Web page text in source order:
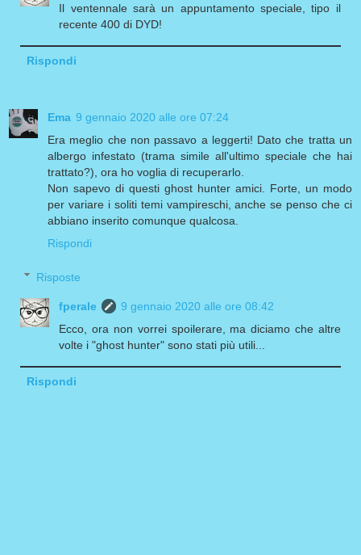
Il ventennale sarà un appuntamento speciale, tipo il
recente 400 di DYD!
Rispondi
Ema 9 gennaio 2020 alle ore 07:24
Era meglio che non passavo a leggerti! Dato che tratta un
albergo infestato (trama simile all'ultimo speciale che hai
trattato?), ora ho voglia di recuperarlo.
Non sapevo di questi ghost hunter amici. Forte, un modo
per variare i soliti temi vampireschi, anche se penso che ci
abbiano inserito comunque qualcosa.
Rispondi
Risposte
fperale
9 gennaio 2020 alle ore 08:42
Ecco, ora non vorrei spoilerare, ma diciamo che altre
volte i "ghost hunter" sono stati più utili...
Rispondi